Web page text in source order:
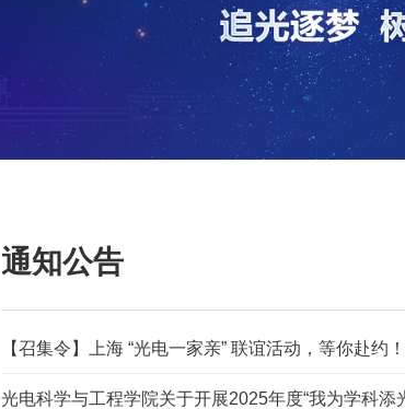
通知公告
【召集令】上海 “光电一家亲” 联谊活动，等你赴约！
光电科学与工程学院关于开展2025年度“我为学科添